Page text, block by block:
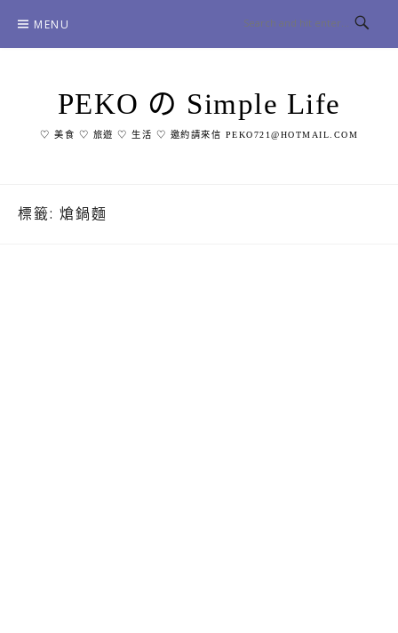
content
MENU
PEKO の Simple Life
♡ 美食 ♡ 旅遊 ♡ 生活 ♡ 邀約請來信 PEKO721@HOTMAIL.COM
標籤: 熗鍋麵